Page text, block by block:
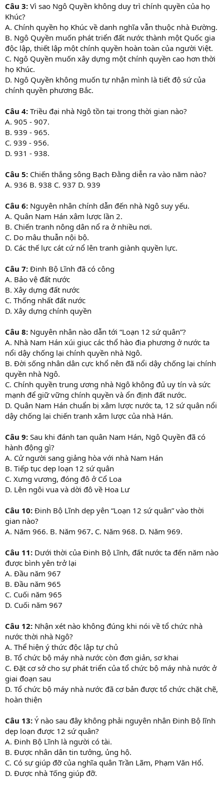
Câu 3: Vì sao Ngô Quyền không duy trì chính quyền của họ
Khúc?
A. Chính quyền họ Khúc về danh nghĩa vẫn thuộc nhà Đường.
B. Ngô Quyền muốn phát triển đất nước thành một Quốc gia
độc lập, thiết lập một chính quyền hoàn toàn của người Việt.
C. Ngô Quyền muốn xây dựng một chính quyền cao hơn thời
họ Khúc.
D. Ngô Quyền không muốn tự nhận mình là tiết độ sứ của
chính quyền phương Bắc.
Câu 4: Triều đại nhà Ngô tồn tại trong thời gian nào?
A. 905 - 907.
B. 939 - 965.
C. 939 - 956.
D. 931 - 938.
Câu 5: Chiến thắng sông Bạch Đằng diễn ra vào năm nào?
A. 936 B. 938 C. 937 D. 939
Câu 6: Nguyên nhân chính dẫn đến nhà Ngô suy yếu.
A. Quân Nam Hán xâm lược lần 2.
B. Chiến tranh nông dân nổ ra ở nhiều nơi.
C. Do mâu thuẫn nội bộ.
D. Các thế lực cát cứ nổ lên tranh giành quyền lực.
Câu 7: Đinh Bộ Lĩnh đã có công
A. Bảo vệ đất nước
B. Xây dựng đất nước
C. Thống nhất đất nước
D. Xây dựng chính quyền
Câu 8: Nguyên nhân nào dẫn tới “Loạn 12 sứ quân”?
A. Nhà Nam Hán xúi giục các thổ hào địa phương ở nước ta
nổi dậy chống lại chính quyền nhà Ngô.
B. Đời sống nhân dân cực khổ nên đã nổi dậy chống lại chính
quyền nhà Ngô.
C. Chính quyền trung ương nhà Ngô không đủ uy tín và sức
mạnh để giữ vững chính quyền và ổn định đất nước.
D. Quân Nam Hán chuẩn bị xâm lược nước ta, 12 sứ quân nổi
dậy chống lại chiến tranh xâm lược của nhà Hán.
Câu 9: Sau khi đánh tan quân Nam Hán, Ngô Quyền đã có
hành động gì?
A. Cử người sang giảng hòa với nhà Nam Hán
B. Tiếp tục dẹp loạn 12 sứ quân
C. Xưng vương, đóng đô ở Cổ Loa
D. Lên ngôi vua và dời đô về Hoa Lư
Câu 10: Đinh Bộ Lĩnh dẹp yên “Loạn 12 sứ quân” vào thời
gian nào?
A. Năm 966. B. Năm 967. C. Năm 968. D. Năm 969.
Câu 11: Dưới thời của Đinh Bộ Lĩnh, đất nước ta đến năm nào
được bình yên trở lại
A. Đầu năm 967
B. Đầu năm 965
C. Cuối năm 965
D. Cuối năm 967
Câu 12: Nhận xét nào không đúng khi nói về tổ chức nhà
nước thời nhà Ngô?
A. Thể hiện ý thức độc lập tự chủ
B. Tổ chức bộ máy nhà nước còn đơn giản, sơ khai
C. Đặt cơ sở cho sự phát triển của tổ chức bộ máy nhà nước ở
giai đoạn sau
D. Tổ chức bộ máy nhà nước đã cơ bản được tổ chức chặt chẽ,
hoàn thiện
Câu 13: Ý nào sau đây không phải nguyên nhân Đinh Bộ lĩnh
dẹp loạn được 12 sứ quân?
A. Đinh Bộ Lĩnh là người có tài.
B. Được nhân dân tin tưởng, ủng hộ.
C. Có sự giúp đỡ của nghĩa quân Trần Lãm, Phạm Văn Hổ.
D. Được nhà Tống giúp đỡ.